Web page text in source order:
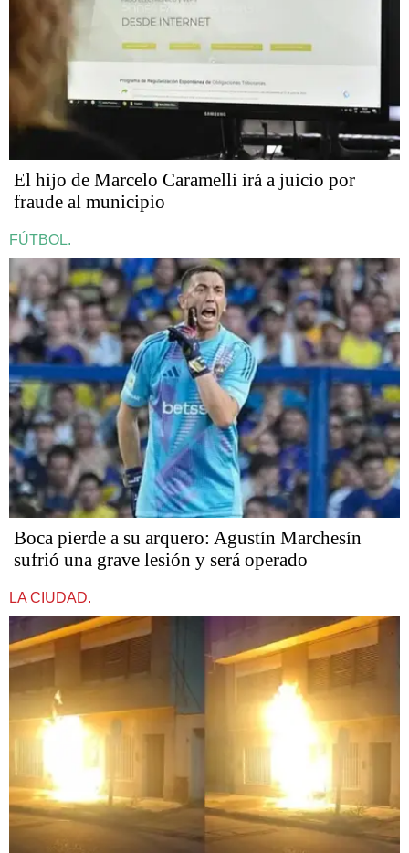
​​​​​El hijo de Marcelo Caramelli irá a juicio por
fraude al municipio
FÚTBOL.
Boca pierde a su arquero: Agustín Marchesín
sufrió una grave lesión y será operado
LA CIUDAD.